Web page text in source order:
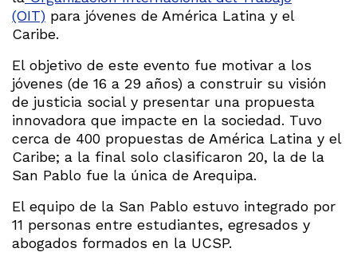
(OIT) para jóvenes de América Latina y el
Caribe.
El objetivo de este evento fue motivar a los
jóvenes (de 16 a 29 años) a construir su visión
de justicia social y presentar una propuesta
innovadora que impacte en la sociedad. Tuvo
cerca de 400 propuestas de América Latina y el
Caribe; a la final solo clasificaron 20, la de la
San Pablo fue la única de Arequipa.
El equipo de la San Pablo estuvo integrado por
11 personas entre estudiantes, egresados y
abogados formados en la UCSP.